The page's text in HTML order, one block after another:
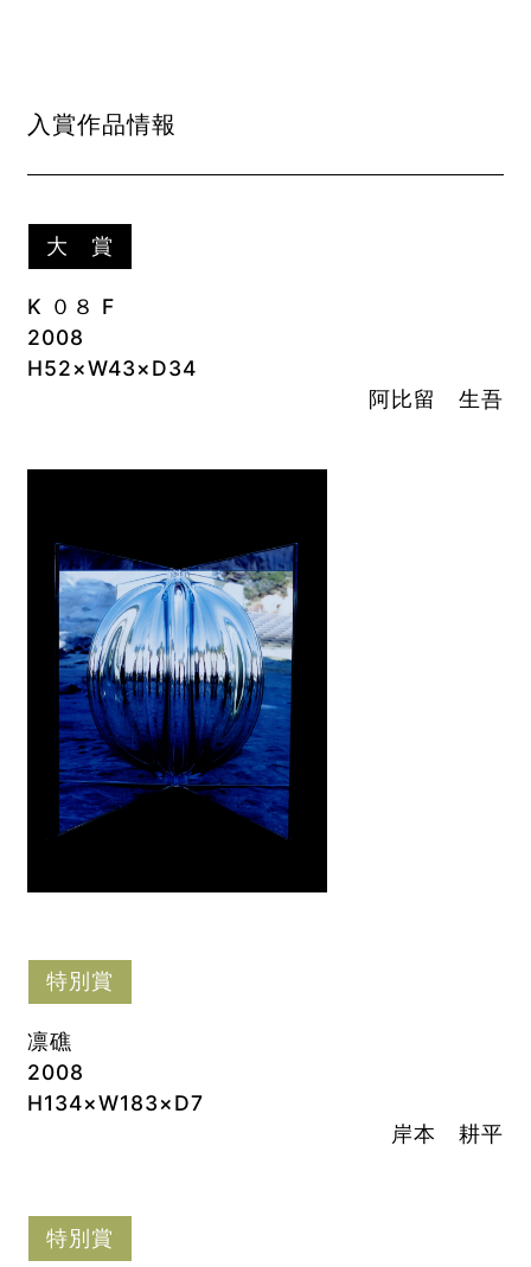
入賞作品情報
大 賞
K ０８ F
2008
H52×W43×D34
阿比留 生吾
特別賞
凛礁
2008
H134×W183×D7
岸本 耕平
特別賞